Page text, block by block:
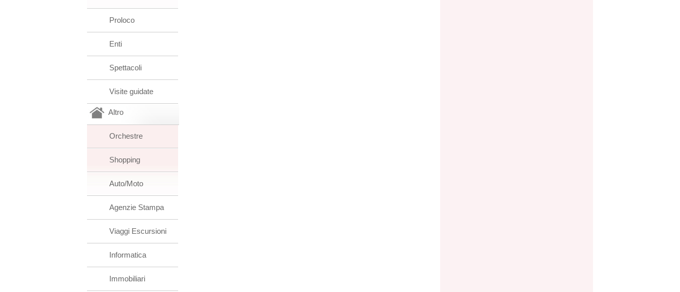
Proloco
Enti
Spettacoli
Visite guidate
Altro
Orchestre
Shopping
Auto/Moto
Agenzie Stampa
Viaggi Escursioni
Informatica
Immobiliari